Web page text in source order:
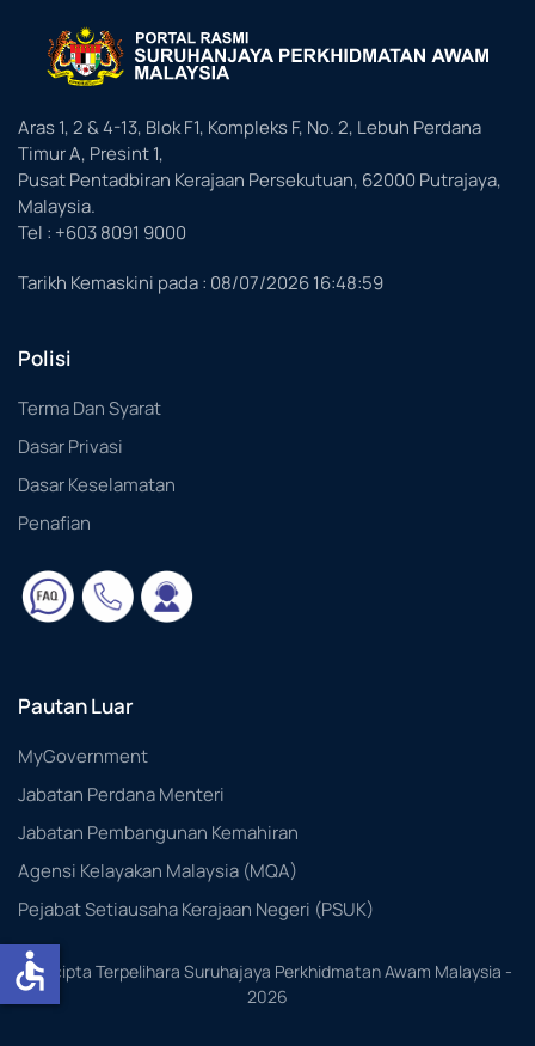
Aras 1, 2 & 4-13, Blok F1, Kompleks F, No. 2, Lebuh Perdana
Timur A, Presint 1,
Pusat Pentadbiran Kerajaan Persekutuan, 62000 Putrajaya,
Malaysia.
Tel : +603 8091 9000
Tarikh Kemaskini pada : 08/07/2026 16:48:59
Polisi
Terma Dan Syarat
Dasar Privasi
Dasar Keselamatan
Penafian
Pautan Luar
MyGovernment
Jabatan Perdana Menteri
Jabatan Pembangunan Kemahiran
Agensi Kelayakan Malaysia (MQA)
Pejabat Setiausaha Kerajaan Negeri (PSUK)
Hakcipta Terpelihara Suruhajaya Perkhidmatan Awam Malaysia -
2026
accessible